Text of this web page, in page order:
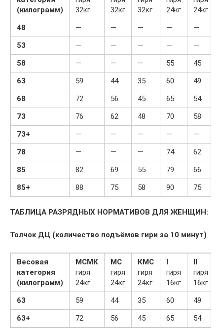
(килограмм)
32кг
32кг
32кг
24кг
24кг
48
— — — — —
53
— — — — —
58
— — — 55 45
63
59 44 35 60 49
68
72 56 45 65 54
73
76 62 48 70 58
73+
— — — — —
78
— — — 74 62
85
82 69 55 79 66
85+
88 75 58 90 75
ТАБЛИЦА РАЗРЯДНЫХ НОРМАТИВОВ ДЛЯ ЖЕНЩИН:
Толчок ДЦ (количество подъёмов гири за 10 минут)
Весовая
категория
(килограмм)
МСМК
гиря
24кг
МС
гиря
24кг
КМС
гиря
24кг
I
гиря
16кг
II
гиря
16кг
63
59 44 35 60 49
63+
72 56 45 65 54